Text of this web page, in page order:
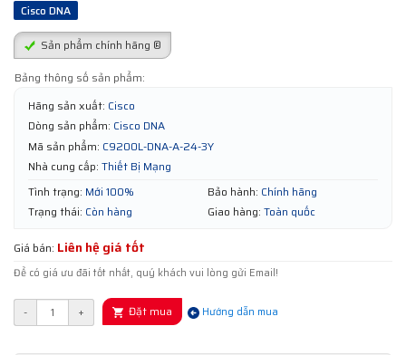
Cisco DNA
Sản phẩm chính hãng ®
Bảng thông số sản phẩm:
Hãng sản xuất: Cisco
Dòng sản phẩm: Cisco DNA
Mã sản phẩm: C9200L-DNA-A-24-3Y
Nhà cung cấp: Thiết Bị Mạng
Tình trạng: Mới 100% Bảo hành: Chính hãng
Trạng thái: Còn hàng Giao hàng: Toàn quốc
Giá bán: Liên hệ giá tốt
Để có giá ưu đãi tốt nhất, quý khách vui lòng gửi Email!
- + Đặt mua Hướng dẫn mua